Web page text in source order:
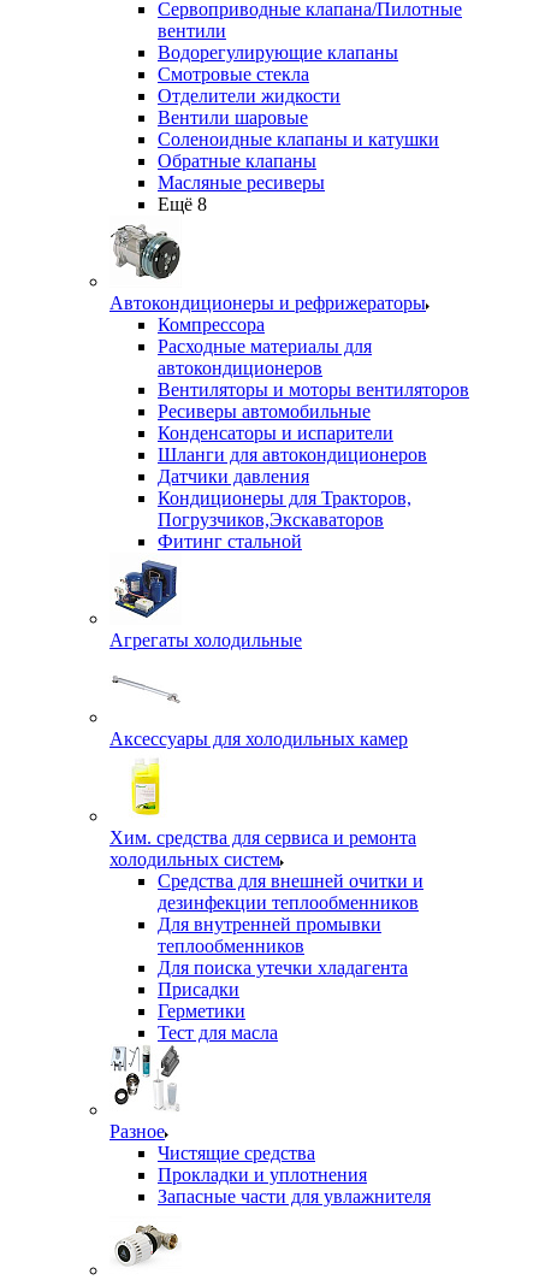
Сервоприводные клапана/Пилотные
вентили
Водорегулирующие клапаны
Смотровые стекла
Отделители жидкости
Вентили шаровые
Соленоидные клапаны и катушки
Обратные клапаны
Масляные ресиверы
Ещё 8
Автокондиционеры и рефрижераторы
Компрессора
Расходные материалы для
автокондиционеров
Вентиляторы и моторы вентиляторов
Ресиверы автомобильные
Конденсаторы и испарители
Шланги для автокондиционеров
Датчики давления
Кондиционеры для Тракторов,
Погрузчиков,Экскаваторов
Фитинг стальной
Агрегаты холодильные
Аксессуары для холодильных камер
Хим. средства для сервиса и ремонта
холодильных систем
Средства для внешней очитки и
дезинфекции теплообменников
Для внутренней промывки
теплообменников
Для поиска утечки хладагента
Присадки
Герметики
Тест для масла
Разное
Чистящие средства
Прокладки и уплотнения
Запасные части для увлажнителя